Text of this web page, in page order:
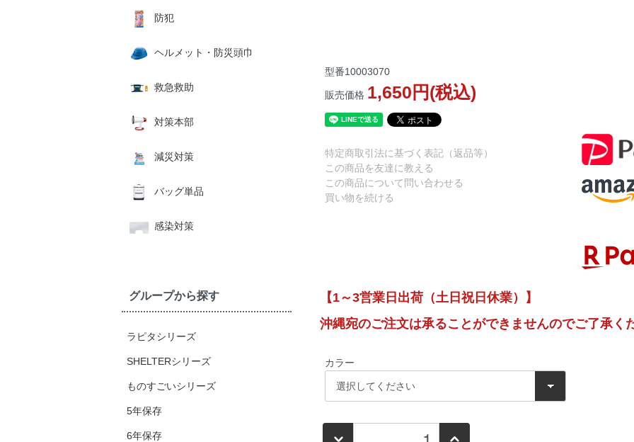
型番10003070
販売価格 1,650円(税込)
特定商取引法に基づく表記（返品等）
この商品を友達に教える
この商品について問い合わせる
買い物を続ける
【1～3営業日出荷（土日祝日休業）】
沖縄宛のご注文は承ることができませんのでご了承く
カラー
防犯
ヘルメット・防災頭巾
救急救助
対策本部
減災対策
バッグ単品
感染対策
グループから探す
ラピタシリーズ
SHELTERシリーズ
ものすごいシリーズ
5年保存
6年保存